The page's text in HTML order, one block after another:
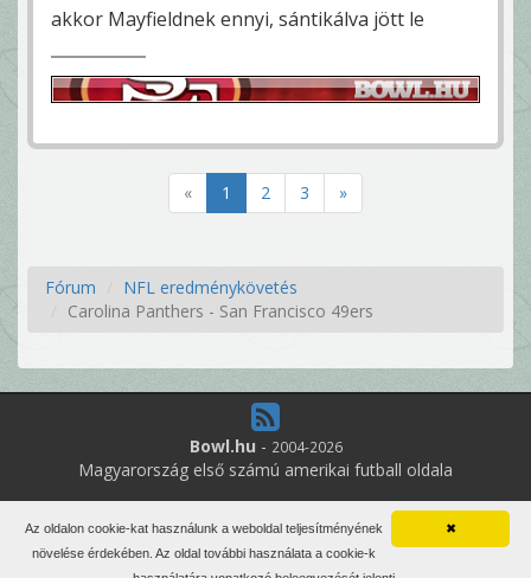
akkor Mayfieldnek ennyi, sántikálva jött le
« 1 2 3 »
Fórum
NFL eredménykövetés
Carolina Panthers - San Francisco 49ers
Bowl.hu - 2004-2026
Magyarország első számú amerikai futball oldala
6
online felhasználó
Minden jog fenntartva. Írott anyagok újraközlése csak a szerző
engedélyével.
✖
Az oldalon cookie-kat használunk a weboldal teljesítményének
növelése érdekében. Az oldal további használata a cookie-k